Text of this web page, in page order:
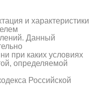
и характеристики
Данный
при каких условиях
определяемой
Российской